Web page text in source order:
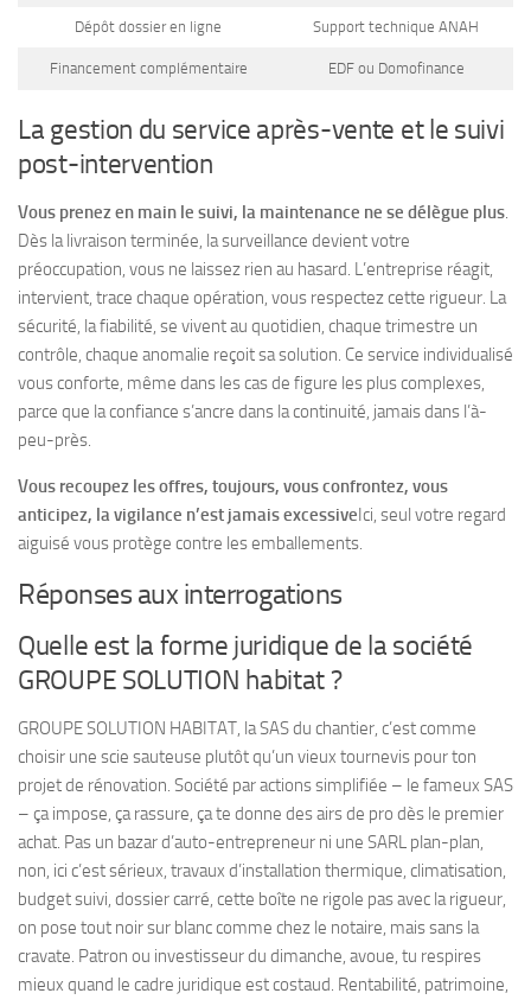
Dépôt dossier en ligne Support technique ANAH
Financement complémentaire EDF ou Domofinance
La gestion du service après-vente et le suivi
post-intervention
Vous prenez en main le suivi, la maintenance ne se délègue plus.
Dès la livraison terminée, la surveillance devient votre
préoccupation, vous ne laissez rien au hasard. L’entreprise réagit,
intervient, trace chaque opération, vous respectez cette rigueur. La
sécurité, la fiabilité, se vivent au quotidien, chaque trimestre un
contrôle, chaque anomalie reçoit sa solution. Ce service individualisé
vous conforte, même dans les cas de figure les plus complexes,
parce que la confiance s’ancre dans la continuité, jamais dans l’à-
peu-près.
Vous recoupez les offres, toujours, vous confrontez, vous
anticipez, la vigilance n’est jamais excessive Ici, seul votre regard
aiguisé vous protège contre les emballements.
Réponses aux interrogations
Quelle est la forme juridique de la société
GROUPE SOLUTION habitat ?
GROUPE SOLUTION HABITAT, la SAS du chantier, c’est comme
choisir une scie sauteuse plutôt qu’un vieux tournevis pour ton
projet de rénovation. Société par actions simplifiée – le fameux SAS
– ça impose, ça rassure, ça te donne des airs de pro dès le premier
achat. Pas un bazar d’auto-entrepreneur ni une SARL plan-plan,
non, ici c’est sérieux, travaux d’installation thermique, climatisation,
budget suivi, dossier carré, cette boîte ne rigole pas avec la rigueur,
on pose tout noir sur blanc comme chez le notaire, mais sans la
cravate. Patron ou investisseur du dimanche, avoue, tu respires
mieux quand le cadre juridique est costaud. Rentabilité, patrimoine,